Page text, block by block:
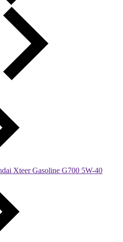
Xteer Gasoline G700 5W-40